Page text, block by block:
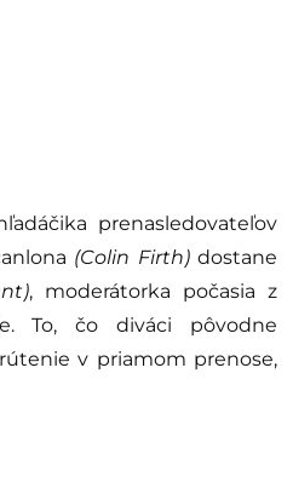
prenasledovateľov
(Colin Firth)dostane
, moderátorka počasia z
To, čo diváci pôvodne
v priamom prenose,